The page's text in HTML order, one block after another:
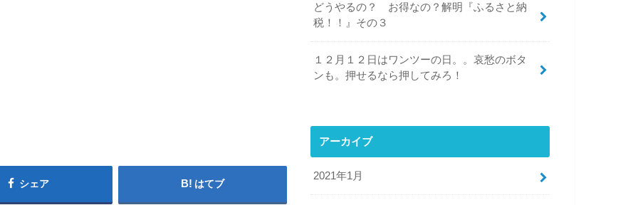
シェア はてブ
どうやるの？ お得なの？解明『ふるさと納
税！！』その３
１２月１２日はワンツーの日。。哀愁のボタ
ンも。押せるなら押してみろ！
アーカイブ
2021年1月